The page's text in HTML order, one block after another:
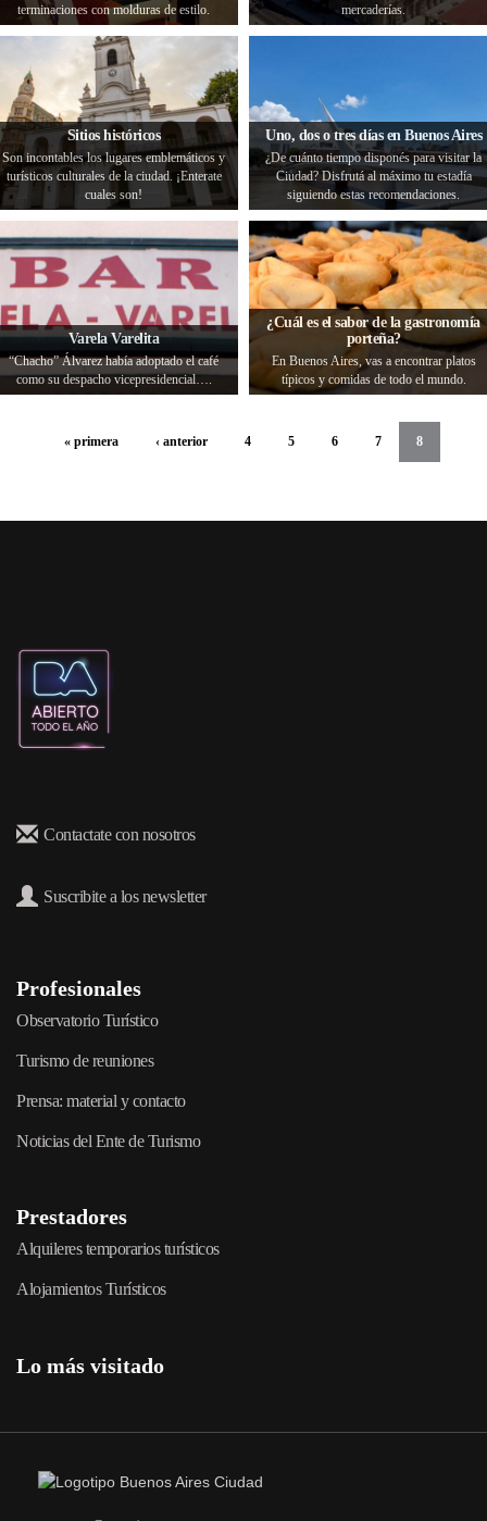
terminaciones con molduras de estilo.
mercaderías.
Sitios históricos
Son incontables los lugares emblemáticos y
turísticos culturales de la ciudad. ¡Enterate
cuales son!
Uno, dos o tres días en Buenos Aires
¿De cuánto tiempo disponés para visitar la
Ciudad? Disfrutá al máximo tu estadía
siguiendo estas recomendaciones.
Varela Varelita
“Chacho” Álvarez había adoptado el café
como su despacho vicepresidencial….
¿Cuál es el sabor de la gastronomía
porteña?
En Buenos Aires, vas a encontrar platos
típicos y comidas de todo el mundo.
« primera ‹ anterior 4 5 6 7 8
Contactate con nosotros
Suscribite a los newsletter
Profesionales
Observatorio Turístico
Turismo de reuniones
Prensa: material y contacto
Noticias del Ente de Turismo
Prestadores
Alquileres temporarios turísticos
Alojamientos Turísticos
Lo más visitado